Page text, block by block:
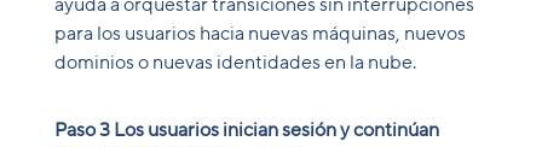
ayuda a orquestar transiciones sin interrupciones
para los usuarios hacia nuevas máquinas, nuevos
dominios o nuevas identidades en la nube.
Paso 3 Los usuarios inician sesión y continúan